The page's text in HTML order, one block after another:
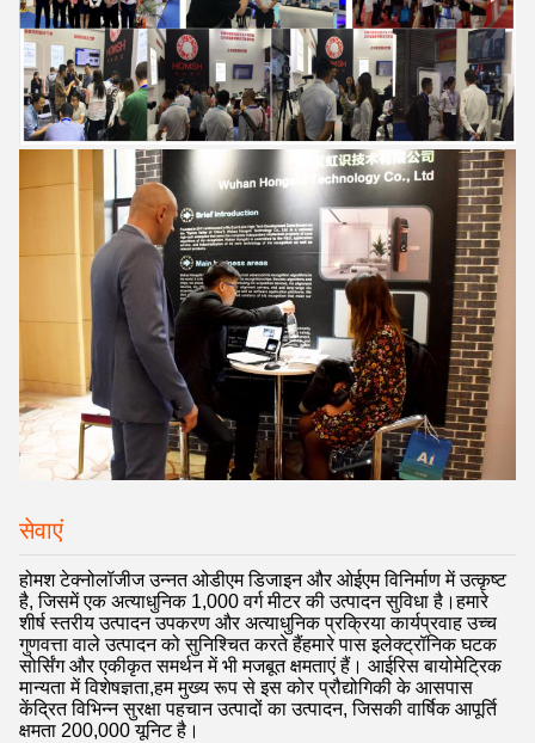
सेवाएं
होमश टेक्नोलॉजीज उन्नत ओडीएम डिजाइन और ओईएम विनिर्माण में उत्कृष्ट
है, जिसमें एक अत्याधुनिक 1,000 वर्ग मीटर की उत्पादन सुविधा है।हमारे
शीर्ष स्तरीय उत्पादन उपकरण और अत्याधुनिक प्रक्रिया कार्यप्रवाह उच्च
गुणवत्ता वाले उत्पादन को सुनिश्चित करते हैंहमारे पास इलेक्ट्रॉनिक घटक
सोर्सिंग और एकीकृत समर्थन में भी मजबूत क्षमताएं हैं। आईरिस बायोमेट्रिक
मान्यता में विशेषज्ञता,हम मुख्य रूप से इस कोर प्रौद्योगिकी के आसपास
केंद्रित विभिन्न सुरक्षा पहचान उत्पादों का उत्पादन, जिसकी वार्षिक आपूर्ति
क्षमता 200,000 यूनिट है।